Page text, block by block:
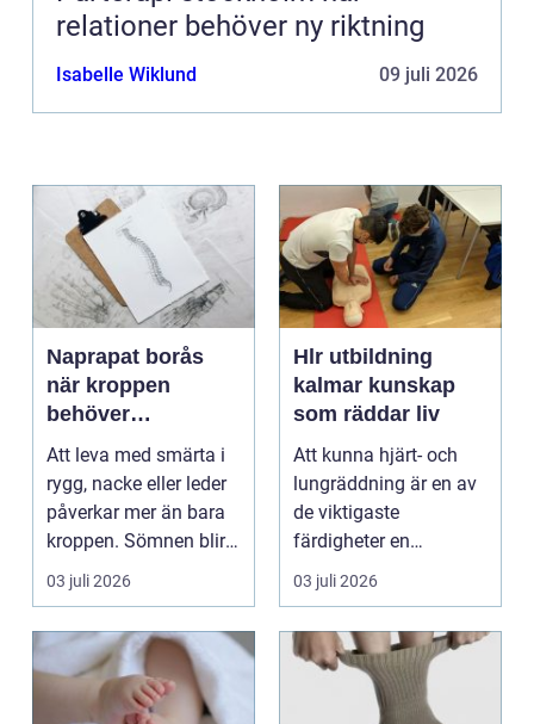
relationer behöver ny riktning
Isabelle Wiklund 09 juli 2026
Naprapat borås
när kroppen
behöver
professionell
manuell
behandling
Att leva med smärta i
rygg, nacke eller leder
påverkar mer än bara
kroppen. Sömnen blir
sämre, humör...
03 juli 2026
Hlr utbildning
kalmar kunskap
som räddar liv
Att kunna hjärt- och
lungräddning är en av
de viktigaste
färdigheter en
människa kan ha.
Varje år dr...
03 juli 2026